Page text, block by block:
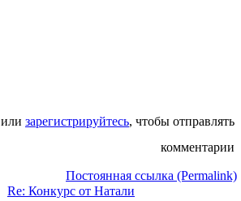
или зарегистрируйтесь, чтобы отправлять
комментарии
Постоянная ссылка (Permalink)
Re: Конкурс от Натали